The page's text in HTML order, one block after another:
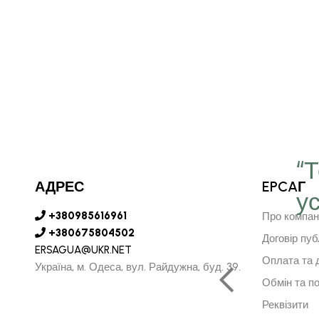
в далечину та
за ним"
АДРЕС
+380985616961
+380675804502
ERSAGUA@UKR.NET
Україна, м. Одеса, вул. Райдужна, буд. 39.
EPCAГ
Про
Договір
Оплата та
Обмін та
Реквізити